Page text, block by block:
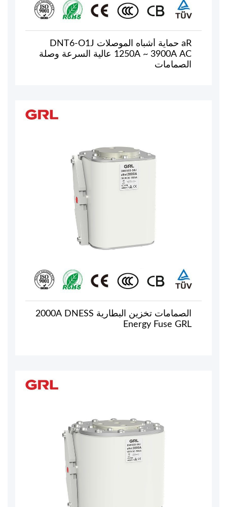
aR حماية أشباه الموصلات DNT6-O1J
1250A ~ 3900A AC عالية السرعة وصلة
الصمامات
الصمامات تخزين البطارية 2000A DNESS
Energy Fuse GRL